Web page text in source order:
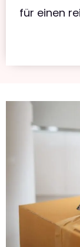
für einen